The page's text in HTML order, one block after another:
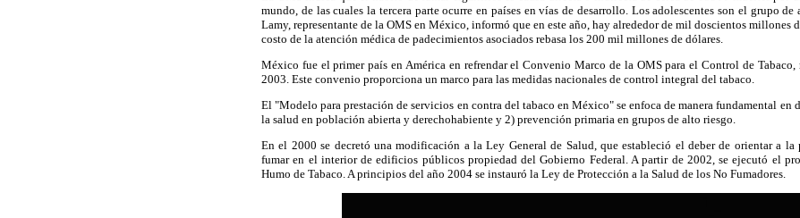
mundo, de las cuales la tercera parte ocurre en países en vías de desarrollo. Los adolescentes son el grupo
Lamy, representante de la OMS en México, informó que en este año, hay alrededor de mil doscientos millones
costo de la atención médica de padecimientos asociados rebasa los 200 mil millones de dólares.
México fue el primer país en América en refrendar el Convenio Marco de la OMS para el Control de
2003. Este convenio proporciona un marco para las medidas nacionales de control integral del tabaco.
El "Modelo para prestación de servicios en contra del tabaco en México" se enfoca de manera fundamental en
la salud en población abierta y derechohabiente y 2) prevención primaria en grupos de alto riesgo.
En el 2000 se decretó una modificación a la Ley General de Salud, que estableció el deber de orientar a la
fumar en el interior de edificios públicos propiedad del Gobierno Federal. A partir de 2002, se ejecutó el
Humo de Tabaco. A principios del año 2004 se instauró la Ley de Protección a la Salud de los No Fumadores.